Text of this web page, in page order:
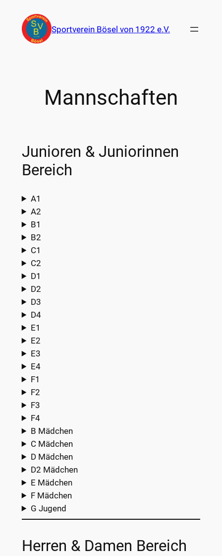
Inhalt
springen
Sportverein Bösel von 1922 e.V.
Mannschaften
Junioren & Juniorinnen
Bereich
A1
A2
B1
B2
C1
C2
D1
D2
D3
D4
E1
E2
E3
E4
F1
F2
F3
F4
B Mädchen
C Mädchen
D Mädchen
D2 Mädchen
E Mädchen
F Mädchen
G Jugend
Herren & Damen Bereich